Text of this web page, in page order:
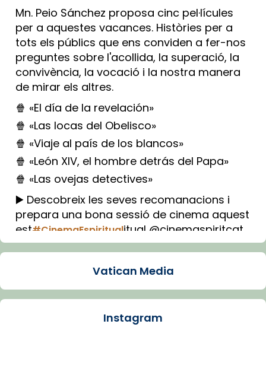
Mn. Peio Sánchez proposa cinc pel·lícules
per a aquestes vacances. Històries per a
tots els públics que ens conviden a fer-nos
preguntes sobre l'acollida, la superació, la
convivència, la vocació i la nostra manera
de mirar els altres.
🍿 «El día de la revelación»
🍿 «Las locas del Obelisco»
🍿 «Viaje al país de los blancos»
🍿 «León XIV, el hombre detrás del Papa»
🍿 «Las ovejas detectives»
▶️ Descobreix les seves recomanacions i
prepara una bona sessió de cinema aquest
est#CinemaEspiritualitual @cinemaspiritcat
Imatge: Generada amb IA (OpenAI)
Arquebisbat de Barcelona
Vatican Media
Instagram